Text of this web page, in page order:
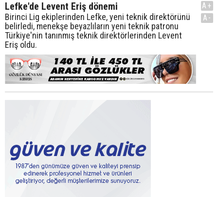
Lefke'de Levent Eriş dönemi
Birinci Lig ekiplerinden Lefke, yeni teknik direktörünü
belirledi, menekşe beyazlıların yeni teknik patronu
Türkiye'nin tanınmış teknik direktörlerinden Levent
Eriş oldu.
A+
A-